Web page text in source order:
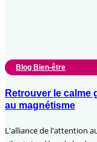
Blog Bien-être
Retrouver le calme
au magnétisme
L'alliance de l'attention